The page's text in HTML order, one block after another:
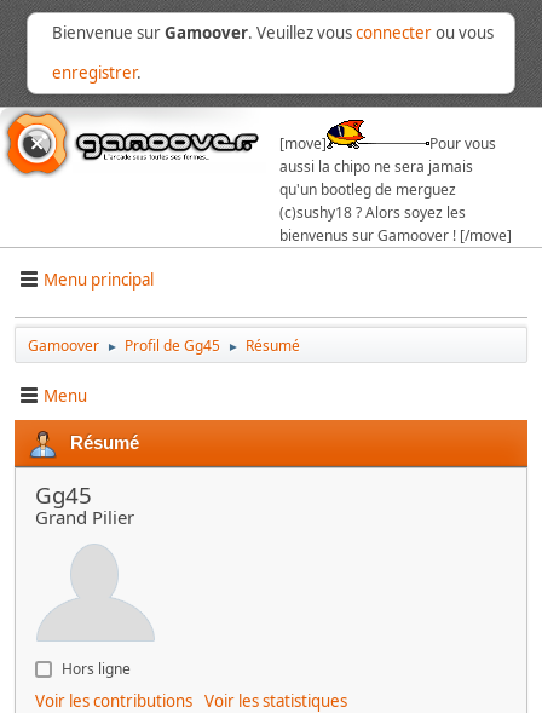
Bienvenue surGamoover. Veuillez vousconnecterou vous
enregistrer.
[move]
Pour vous
aussi la chipo ne sera jamais
qu'un bootleg de merguez
(c)sushy18 ? Alors soyez les
bienvenus sur Gamoover ! [/move]
Menu principal
Gamoover ► Profil de Gg45 ► Résumé
Menu
Résumé
Gg45
Grand Pilier
Hors ligne
Voir les contributions Voir les statistiques